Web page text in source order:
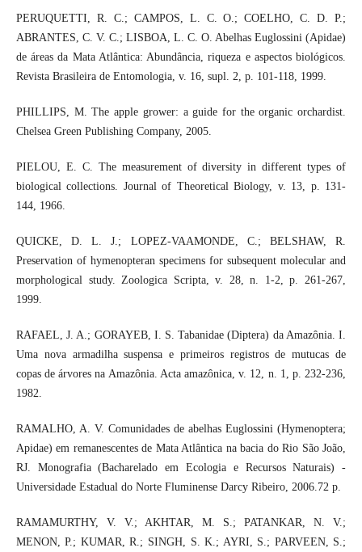
PERUQUETTI, R. C.; CAMPOS, L. C. O.; COELHO, C. D. P.;
ABRANTES, C. V. C.; LISBOA, L. C. O. Abelhas Euglossini (Apidae)
de áreas da Mata Atlântica: Abundância, riqueza e aspectos biológicos.
Revista Brasileira de Entomologia, v. 16, supl. 2, p. 101-118, 1999.
PHILLIPS, M. The apple grower: a guide for the organic orchardist.
Chelsea Green Publishing Company, 2005.
PIELOU, E. C. The measurement of diversity in different types of
biological collections. Journal of Theoretical Biology, v. 13, p. 131-
144, 1966.
QUICKE, D. L. J.; LOPEZ-VAAMONDE, C.; BELSHAW, R.
Preservation of hymenopteran specimens for subsequent molecular and
morphological study. Zoologica Scripta, v. 28, n. 1-2, p. 261-267,
1999.
RAFAEL, J. A.; GORAYEB, I. S. Tabanidae (Diptera) da Amazônia. I.
Uma nova armadilha suspensa e primeiros registros de mutucas de
copas de árvores na Amazônia. Acta amazônica, v. 12, n. 1, p. 232-236,
1982.
RAMALHO, A. V. Comunidades de abelhas Euglossini (Hymenoptera;
Apidae) em remanescentes de Mata Atlântica na bacia do Rio São João,
RJ. Monografia (Bacharelado em Ecologia e Recursos Naturais) -
Universidade Estadual do Norte Fluminense Darcy Ribeiro, 2006.72 p.
RAMAMURTHY, V. V.; AKHTAR, M. S.; PATANKAR, N. V.;
MENON, P.; KUMAR, R.; SINGH, S. K.; AYRI, S.; PARVEEN, S.;